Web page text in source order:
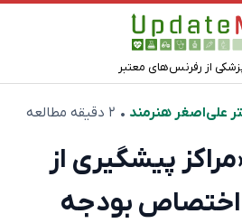
از رفرنس‌های معتبر
علی‌اصغر هنرمند • ۲ دقیقه مطالعه
پیشگیری از
اختصاص بودجه